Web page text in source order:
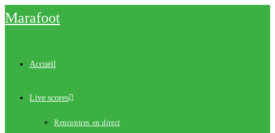
Skip
to
Marafoot
Accueil
Live scores
Rencontres en direct